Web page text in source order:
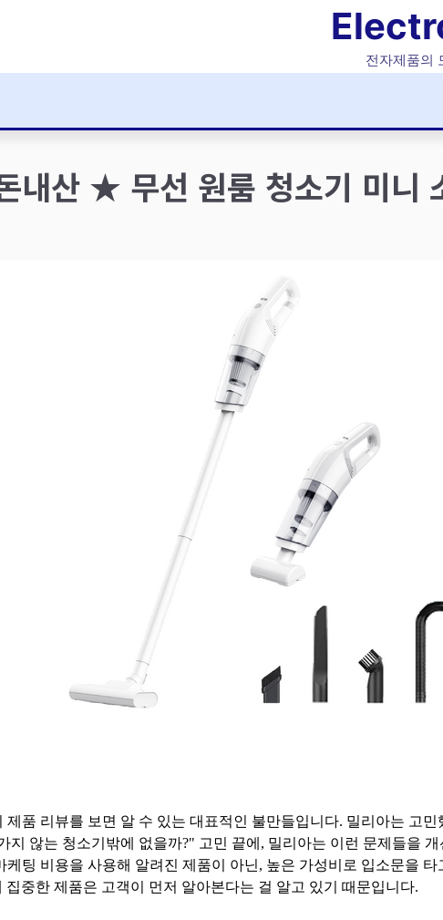
전자제품의
내산 ★ 무선 원룸 청소기 미니
제품 리뷰를 보면 알 수 있는 대표적인 불만들입니다. 밀리아는 고
지 않는 청소기밖에 없을까?" 고민 끝에, 밀리아는 이런 문제들을
케팅 비용을 사용해 알려진 제품이 아닌, 높은 가성비로 입소문을 타
집중한 제품은 고객이 먼저 알아본다는 걸 알고 있기 때문입니다.